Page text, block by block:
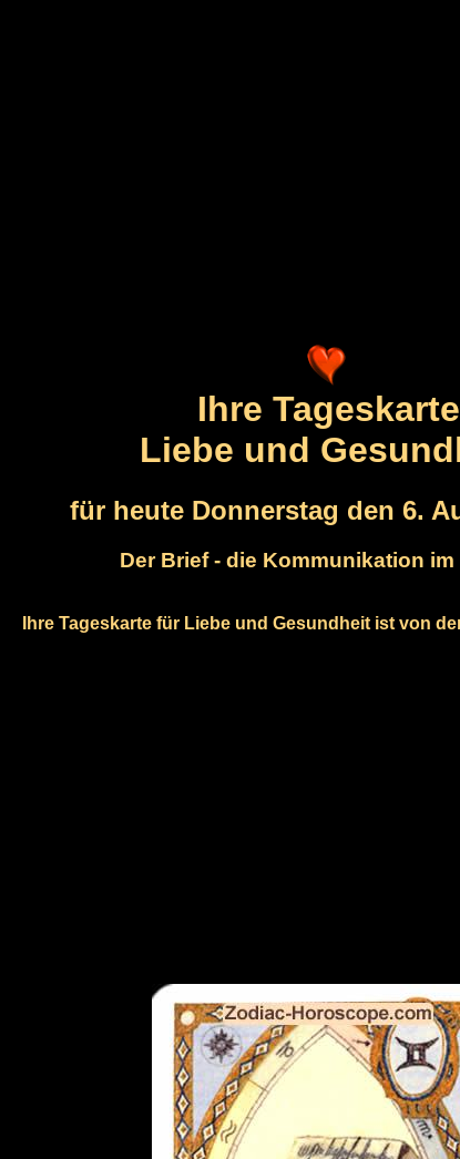
Ihre Tageskarte
Liebe und
für heute Donnerstag den 6.
Der Brief - die Kommunikation im
Ihre Tageskarte für Liebe und Gesundheit ist von